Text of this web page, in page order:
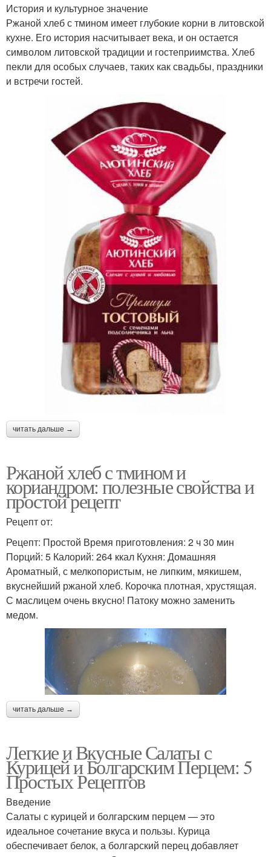
История и культурное значение
Ржаной хлеб с тмином имеет глубокие корни в литовской
кухне. Его история насчитывает века, и он остается
символом литовской традиции и гостеприимства. Хлеб
пекли для особых случаев, таких как свадьбы, праздники
и встречи гостей.
читать дальше →
Ржаной хлеб с тмином и
кориандром: полезные свойства и
простой рецепт
Рецепт от:
Рецепт: Простой Время приготовления: 2 ч 30 мин
Порций: 5 Калорий: 264 ккал Кухня: Домашняя
Ароматный, с мелкопористым, не липким, мякишем,
вкуснейший ржаной хлеб. Корочка плотная, хрустящая.
С маслицем очень вкусно! Патоку можно заменить
медом.
читать дальше →
Легкие и Вкусные Салаты с
Курицей и Болгарским Перцем: 5
Простых Рецептов
Введение
Салаты с курицей и болгарским перцем — это
идеальное сочетание вкуса и пользы. Курица
обеспечивает белок, а болгарский перец добавляет